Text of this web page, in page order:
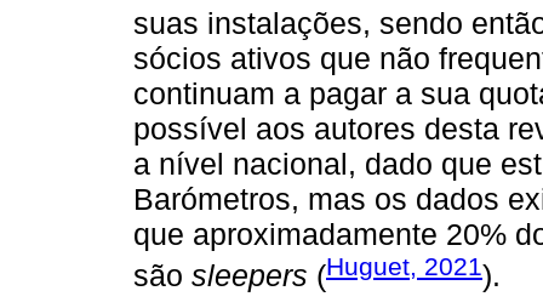
suas instalações, sendo
sócios ativos que não
continuam a pagar a sua
possível aos autores desta
a nível nacional, dado que
Barómetros, mas os dados
que aproximadamente 20%
são sleepers (Huguet, 2021).